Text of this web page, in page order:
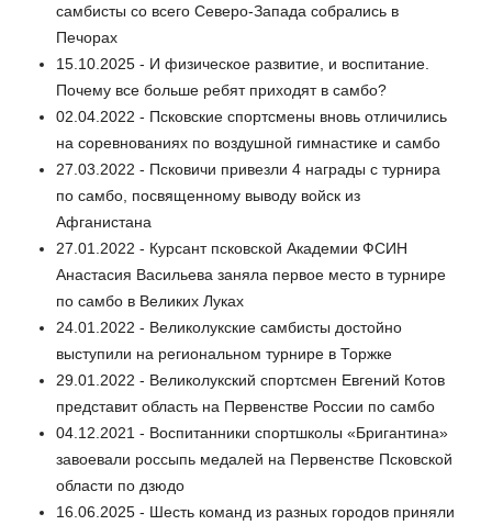
самбисты со всего Северо-Запада собрались в
Печорах
15.10.2025 - И физическое развитие, и воспитание.
Почему все больше ребят приходят в самбо?
02.04.2022 - Псковские спортсмены вновь отличились
на соревнованиях по воздушной гимнастике и самбо
27.03.2022 - Псковичи привезли 4 награды с турнира
по самбо, посвященному выводу войск из
Афганистана
27.01.2022 - Курсант псковской Академии ФСИН
Анастасия Васильева заняла первое место в турнире
по самбо в Великих Луках
24.01.2022 - Великолукские самбисты достойно
выступили на региональном турнире в Торжке
29.01.2022 - Великолукский спортсмен Евгений Котов
представит область на Первенстве России по самбо
04.12.2021 - Воспитанники спортшколы «Бригантина»
завоевали россыпь медалей на Первенстве Псковской
области по дзюдо
16.06.2025 - Шесть команд из разных городов приняли